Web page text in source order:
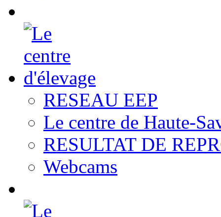
RESEAU EEP
Le centre de Haute-
RESULTAT DE
Webcams